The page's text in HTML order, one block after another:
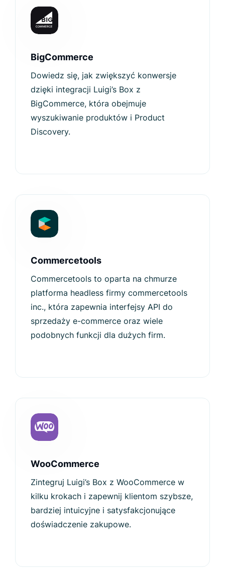
BigCommerce
Dowiedz się, jak zwiększyć konwersje
dzięki integracji Luigi’s Box z
BigCommerce, która obejmuje
wyszukiwanie produktów i Product
Discovery.
Commercetools
Commercetools to oparta na chmurze
platforma headless firmy commercetools
inc., która zapewnia interfejsy API do
sprzedaży e-commerce oraz wiele
podobnych funkcji dla dużych firm.
WooCommerce
Zintegruj Luigi’s Box z WooCommerce w
kilku krokach i zapewnij klientom szybsze,
bardziej intuicyjne i satysfakcjonujące
doświadczenie zakupowe.